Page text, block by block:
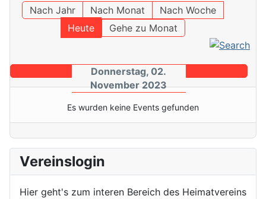
Nach Jahr Nach Monat
Nach Woche
Heute
Gehe zu Monat
Donnerstag, 02.
November 2023
Es wurden keine Events gefunden
Vereinslogin
Hier geht's zum interen Bereich des Heimatvereins